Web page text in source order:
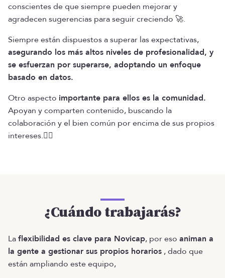
conscientes de que siempre pueden mejorar y
agradecen sugerencias para seguir creciendo 🚀.
Siempre están dispuestos a superar las expectativas,
asegurando los más altos niveles de profesionalidad, y
se esfuerzan por superarse, adoptando un enfoque
basado en datos.
Otro aspecto importante para ellos es la comunidad.
Apoyan y comparten contenido, buscando la
colaboración y el bien común por encima de sus propios
intereses.🦸‍♂
¿Cuándo trabajarás?
Laflexibilidad es clave para Novicap, por eso animan a
la gente a gestionar sus propios horarios , dado que
están ampliando este equipo,